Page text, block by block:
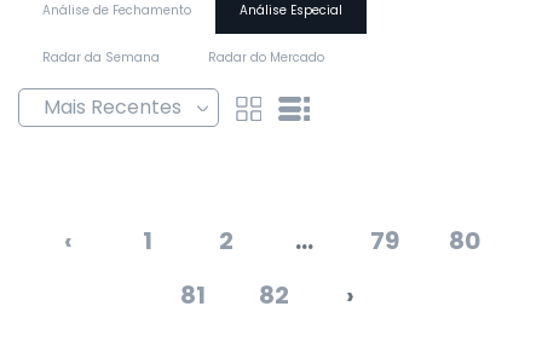
Análise de Fechamento Análise Especial
Radar da Semana Radar do Mercado
‹ 1 2 ... 79
80
81
82 ›